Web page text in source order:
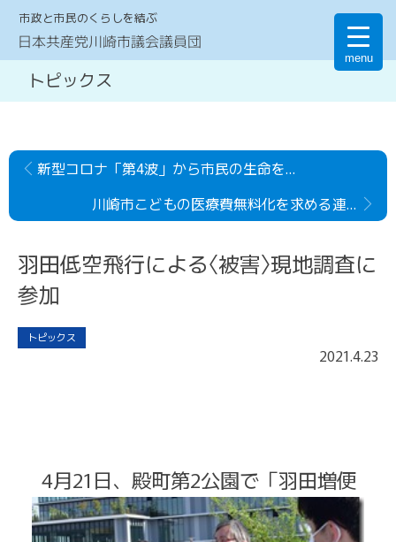
menu
市政と市民のくらしを結ぶ
日本共産党川崎市議会議員団
トピックス
新型コロナ「第4波」から市民の生命を守るための緊急要望書（第11次）を市に提出しました
川崎市こどもの医療費無料化を求める連絡会と懇談
羽田低空飛行による〈被害〉現地調査に
参加
トピックス
2021.4.23
4月21日、殿町第2公園で「羽田増便